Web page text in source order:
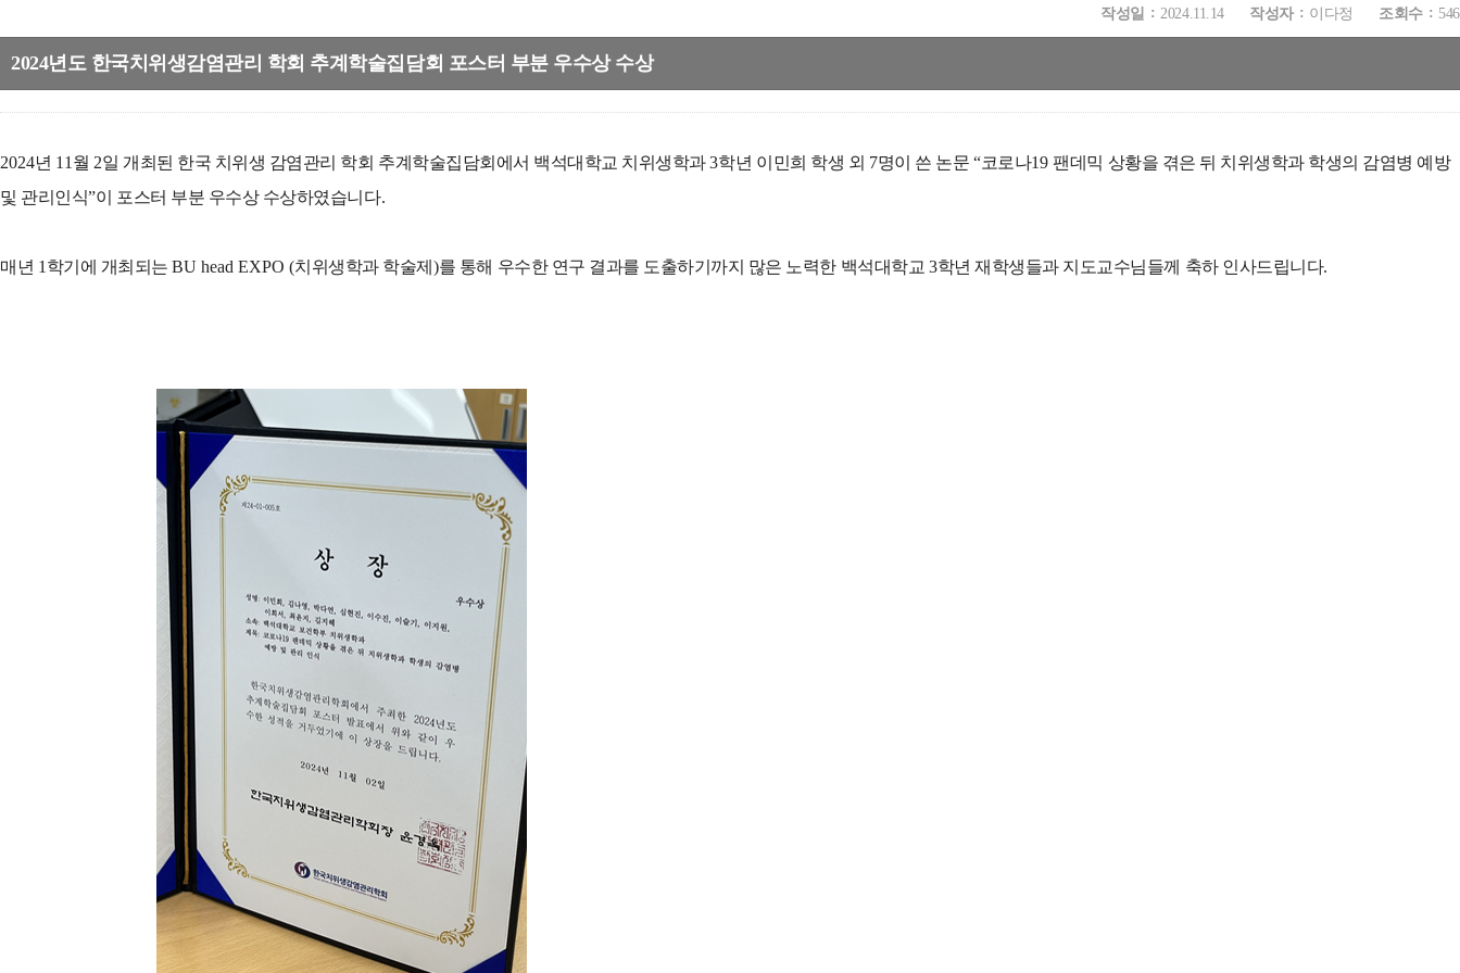
작성일 2024.11.14 작성자 이다정 조회수 546
2024년도 한국치위생감염관리 학회 추계학술집담회 포스터 부분 우수상 수상
2024년 11 월 2일 개최된 한국 치위생 감염관리 학회 추계학술집담회에서 백석대학교 치위생학과3학년 이민희 학생 외 7명이 쓴 논문 “코로나19 팬데믹 상황을 겪은 뒤 치위생학과 학생의 감염병 예방
및 관리인식”이 포스터 부분 우수상 수상하였습니다.
매년 1 학기에 개최되는BU head EXPO (치위생학과 학술제 )를 통해 우수한 연구 결과를 도출하기까지 많은 노력한 백석대학교 3학년 재학생들과 지도교수님들께 축하 인사드립니다.